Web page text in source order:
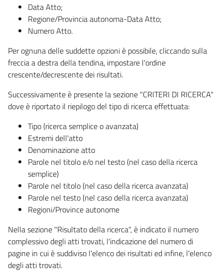
Data Atto;
Regione/Provincia autonoma-Data Atto;
Numero Atto.
Per ognuna delle suddette opzioni è possibile, cliccando sulla
freccia a destra della tendina, impostare l'ordine
crescente/decrescente dei risultati.
Successivamente è presente la sezione "CRITERI DI RICERCA"
dove è riportato il riepilogo del tipo di ricerca effettuata:
Tipo (ricerca semplice o avanzata)
Estremi dell'atto
Denominazione atto
Parole nel titolo e/o nel testo (nel caso della ricerca
semplice)
Parole nel titolo (nel caso della ricerca avanzata)
Parole nel testo (nel caso della ricerca avanzata)
Regioni/Province autonome
Nella sezione "Risultato della ricerca", è indicato il numero
complessivo degli atti trovati, l'indicazione del numero di
pagine in cui è suddiviso l'elenco dei risultati ed infine, l'elenco
degli atti trovati.